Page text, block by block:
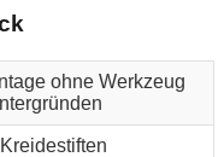
ohne Werkzeug